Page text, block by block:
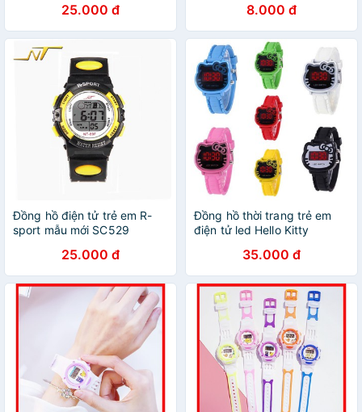
25.000 đ 8.000 đ
Đồng hồ điện tử trẻ em R-
sport mẫu mới SC529
25.000 đ
Đồng hồ thời trang trẻ em
điện tử led Hello Kitty
35.000 đ